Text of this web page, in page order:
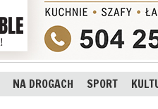
NA DROGACH SPORT